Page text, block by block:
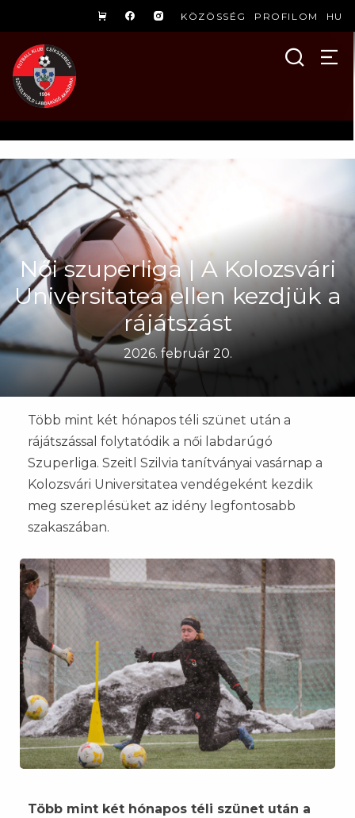
KÖZÖSSÉG PROFILOM HU
Női szuperliga | A Kolozsvári
Universitatea ellen kezdjük a
rájátszást
2026. február 20.
Több mint két hónapos téli szünet után a
rájátszással folytatódik a női labdarúgó
Szuperliga. Szeitl Szilvia tanítványai vasárnap a
Kolozsvári Universitatea vendégeként kezdik
meg szereplésüket az idény legfontosabb
szakaszában.
Több mint két hónapos téli szünet után a